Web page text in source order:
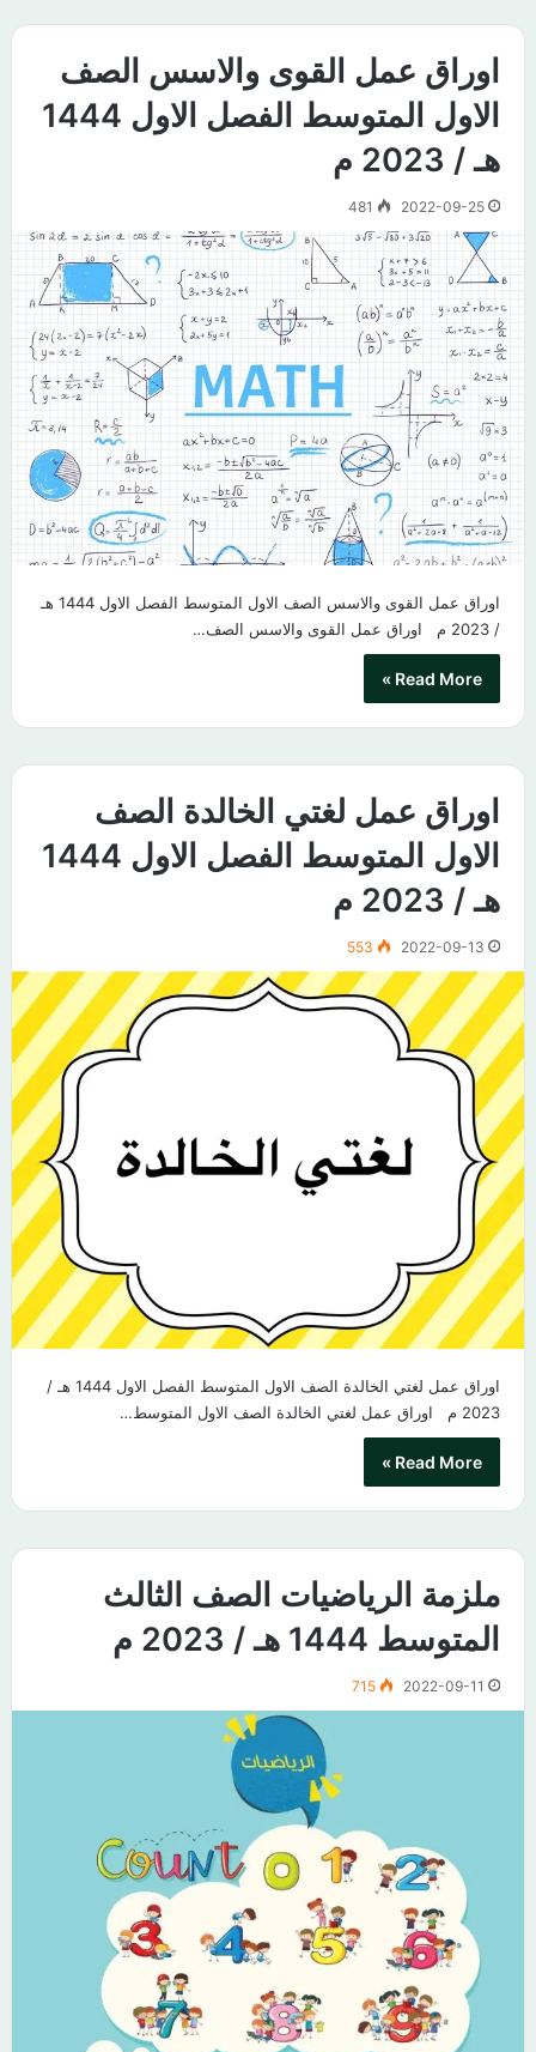
اوراق عمل القوى والاسس الصف
الاول المتوسط الفصل الاول 1444
هـ / 2023 م
2022-09-25
481
اوراق عمل القوى والاسس الصف الاول المتوسط الفصل الاول 1444 هـ
/ 2023 م​ اوراق عمل القوى والاسس الصف…
Read More »
اوراق عمل لغتي الخالدة الصف
الاول المتوسط الفصل الاول 1444
هـ / 2023 م
2022-09-13
553
اوراق عمل لغتي الخالدة الصف الاول المتوسط الفصل الاول 1444 هـ /
2023 م​ اوراق عمل لغتي الخالدة الصف الاول المتوسط…
Read More »
ملزمة الرياضيات الصف الثالث
المتوسط 1444 هـ / 2023 م
2022-09-11
715